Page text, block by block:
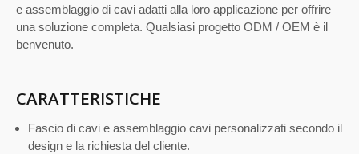
e assemblaggio di cavi adatti alla loro applicazione per offrire
una soluzione completa. Qualsiasi progetto ODM / OEM è il
benvenuto.
CARATTERISTICHE
Fascio di cavi e assemblaggio cavi personalizzati secondo il
design e la richiesta del cliente.